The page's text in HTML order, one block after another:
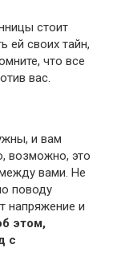
стоит
ей своих тайн,
что все
вас.
и вам
возможно, это
вами. Не
поводу
напряжение и
этом,
с